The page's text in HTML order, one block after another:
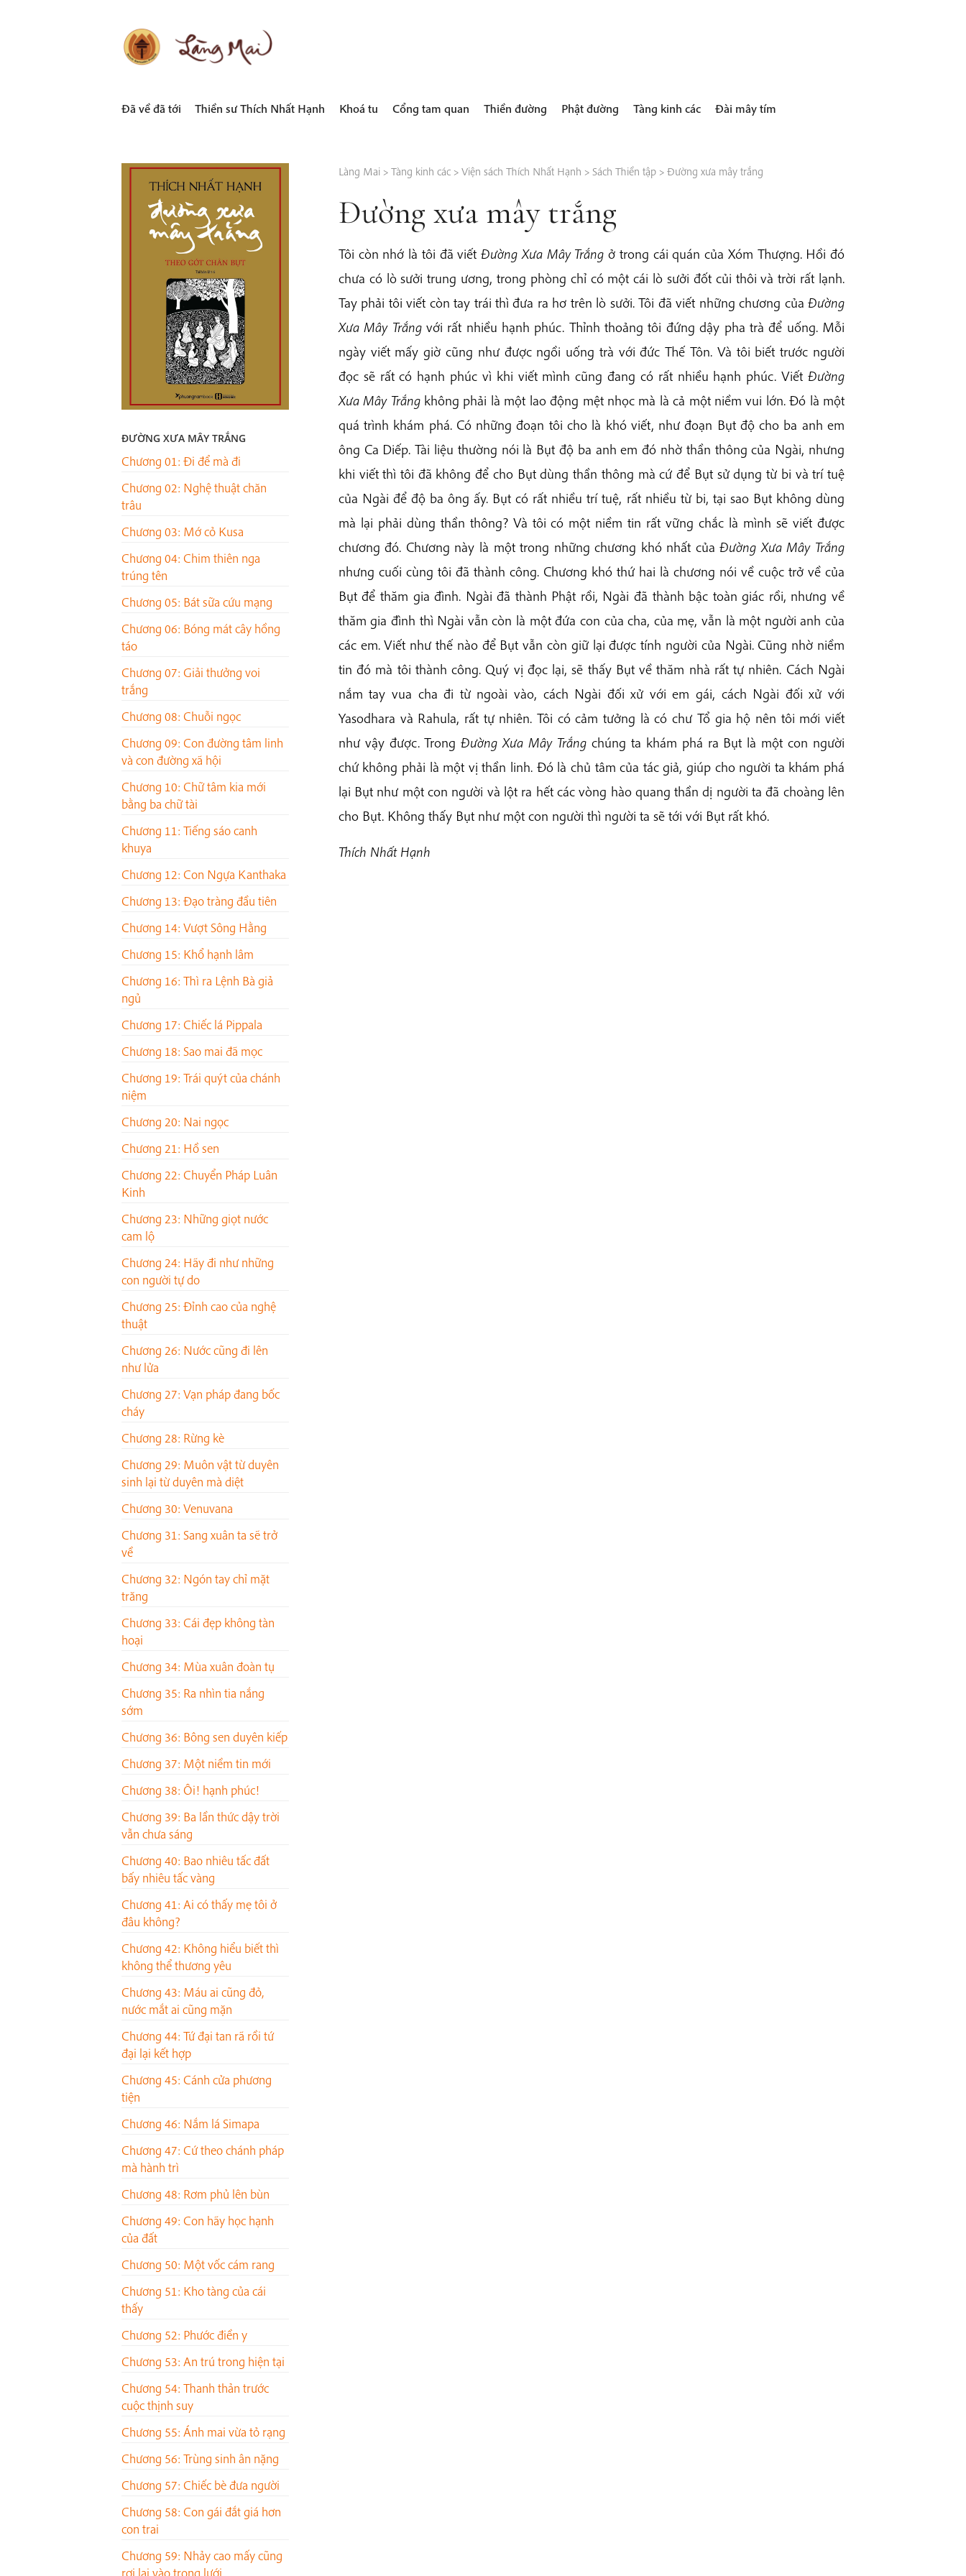
LÀNG MAI
Đã về đã tới Thiền sư Thích Nhất Hạnh Khoá tu Cổng tam quan Thiền đường Phật đường Tàng kinh các Đài mây tím
ĐƯỜNG XƯA MÂY TRẮNG
Chương 01: Đi để mà đi
Chương 02: Nghệ thuật chăn
trâu
Chương 03: Mớ cỏ Kusa
Chương 04: Chim thiên nga
trúng tên
Chương 05: Bát sữa cứu mạng
Chương 06: Bóng mát cây hồng
táo
Chương 07: Giải thưởng voi
trắng
Chương 08: Chuỗi ngọc
Chương 09: Con đường tâm linh
và con đường xã hội
Chương 10: Chữ tâm kia mới
bằng ba chữ tài
Chương 11: Tiếng sáo canh
khuya
Chương 12: Con Ngựa Kanthaka
Chương 13: Đạo tràng đầu tiên
Chương 14: Vượt Sông Hằng
Chương 15: Khổ hạnh lâm
Chương 16: Thì ra Lệnh Bà giả
ngủ
Chương 17: Chiếc lá Pippala
Chương 18: Sao mai đã mọc
Chương 19: Trái quýt của chánh
niệm
Chương 20: Nai ngọc
Chương 21: Hồ sen
Chương 22: Chuyển Pháp Luân
Kinh
Chương 23: Những giọt nước
cam lộ
Chương 24: Hãy đi như những
con người tự do
Chương 25: Đỉnh cao của nghệ
thuật
Chương 26: Nước cũng đi lên
như lửa
Chương 27: Vạn pháp đang bốc
cháy
Chương 28: Rừng kè
Chương 29: Muôn vật từ duyên
sinh lại từ duyên mà diệt
Chương 30: Venuvana
Chương 31: Sang xuân ta sẽ trở
về
Chương 32: Ngón tay chỉ mặt
trăng
Chương 33: Cái đẹp không tàn
hoại
Chương 34: Mùa xuân đoàn tụ
Chương 35: Ra nhìn tia nắng
sớm
Chương 36: Bông sen duyên kiếp
Chương 37: Một niềm tin mới
Chương 38: Ôi! hạnh phúc!
Chương 39: Ba lần thức dậy trời
vẫn chưa sáng
Chương 40: Bao nhiêu tấc đất
bấy nhiêu tấc vàng
Chương 41: Ai có thấy mẹ tôi ở
đâu không?
Chương 42: Không hiểu biết thì
không thể thương yêu
Chương 43: Máu ai cũng đỏ,
nước mắt ai cũng mặn
Chương 44: Tứ đại tan rã rồi tứ
đại lại kết hợp
Chương 45: Cánh cửa phương
tiện
Chương 46: Nắm lá Simapa
Chương 47: Cứ theo chánh pháp
mà hành trì
Chương 48: Rơm phủ lên bùn
Chương 49: Con hãy học hạnh
của đất
Chương 50: Một vốc cám rang
Chương 51: Kho tàng của cái
thấy
Chương 52: Phước điền y
Chương 53: An trú trong hiện tại
Chương 54: Thanh thản trước
cuộc thịnh suy
Chương 55: Ánh mai vừa tỏ rạng
Chương 56: Trùng sinh ân nặng
Chương 57: Chiếc bè đưa người
Chương 58: Con gái đắt giá hơn
con trai
Chương 59: Nhảy cao mấy cũng
rơi lại vào trong lưới
Làng Mai> Tàng kinh các> Viện sách Thích Nhất Hạnh > Sách Thiền tập> Đường xưa mây trắng
Đường xưa mây trắng
Tôi còn nhớ là tôi đã viếtĐường Xưa Mây Trắng ở trong cái quán của Xóm Thượng. Hồi đó
chưa có lò sưởi trung ương, trong phòng chỉ có một cái lò sưởi đốt củi thôi và trời rất lạnh.
Tay phải tôi viết còn tay trái thì đưa ra hơ trên lò sưởi. Tôi đã viết những chương của Đường
Xưa Mây Trắngvới rất nhiều hạnh phúc. Thỉnh thoảng tôi đứng dậy pha trà để uống. Mỗi
ngày viết mấy giờ cũng như được ngồi uống trà với đức Thế Tôn. Và tôi biết trước người
đọc sẽ rất có hạnh phúc vì khi viết mình cũng đang có rất nhiều hạnh phúc. Viết Đường
Xưa Mây Trắngkhông phải là một lao động mệt nhọc mà là cả một niềm vui lớn. Đó là một
quá trình khám phá. Có những đoạn tôi cho là khó viết, như đoạn Bụt độ cho ba anh em
ông Ca Diếp. Tài liệu thường nói là Bụt độ ba anh em đó nhờ thần thông của Ngài, nhưng
khi viết thì tôi đã không để cho Bụt dùng thần thông mà cứ để Bụt sử dụng từ bi và trí tuệ
của Ngài để độ ba ông ấy. Bụt có rất nhiều trí tuệ, rất nhiều từ bi, tại sao Bụt không dùng
mà lại phải dùng thần thông? Và tôi có một niềm tin rất vững chắc là mình sẽ viết được
chương đó. Chương này là một trong những chương khó nhất củaĐường Xưa Mây Trắng
nhưng cuối cùng tôi đã thành công. Chương khó thứ hai là chương nói về cuộc trở về của
Bụt để thăm gia đình. Ngài đã thành Phật rồi, Ngài đã thành bậc toàn giác rồi, nhưng về
thăm gia đình thì Ngài vẫn còn là một đứa con của cha, của mẹ, vẫn là một người anh của
các em. Viết như thế nào để Bụt vẫn còn giữ lại được tính người của Ngài. Cũng nhờ niềm
tin đó mà tôi thành công. Quý vị đọc lại, sẽ thấy Bụt về thăm nhà rất tự nhiên. Cách Ngài
nắm tay vua cha đi từ ngoài vào, cách Ngài đối xử với em gái, cách Ngài đối xử với
Yasodhara và Rahula, rất tự nhiên. Tôi có cảm tưởng là có chư Tổ gia hộ nên tôi mới viết
như vậy được. TrongĐường Xưa Mây Trắng chúng ta khám phá ra Bụt là một con người
chứ không phải là một vị thần linh. Đó là chủ tâm của tác giả, giúp cho người ta khám phá
lại Bụt như một con người và lột ra hết các vòng hào quang thần dị người ta đã choàng lên
cho Bụt. Không thấy Bụt như một con người thì người ta sẽ tới với Bụt rất khó.
Thích Nhất Hạnh